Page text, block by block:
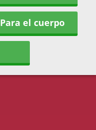
Para el cuerpo